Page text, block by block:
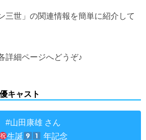
三世」の関連情報を簡単に紹介して
詳細ページへどうぞ♪
キャスト
#山田康雄さん
生誕
年記念